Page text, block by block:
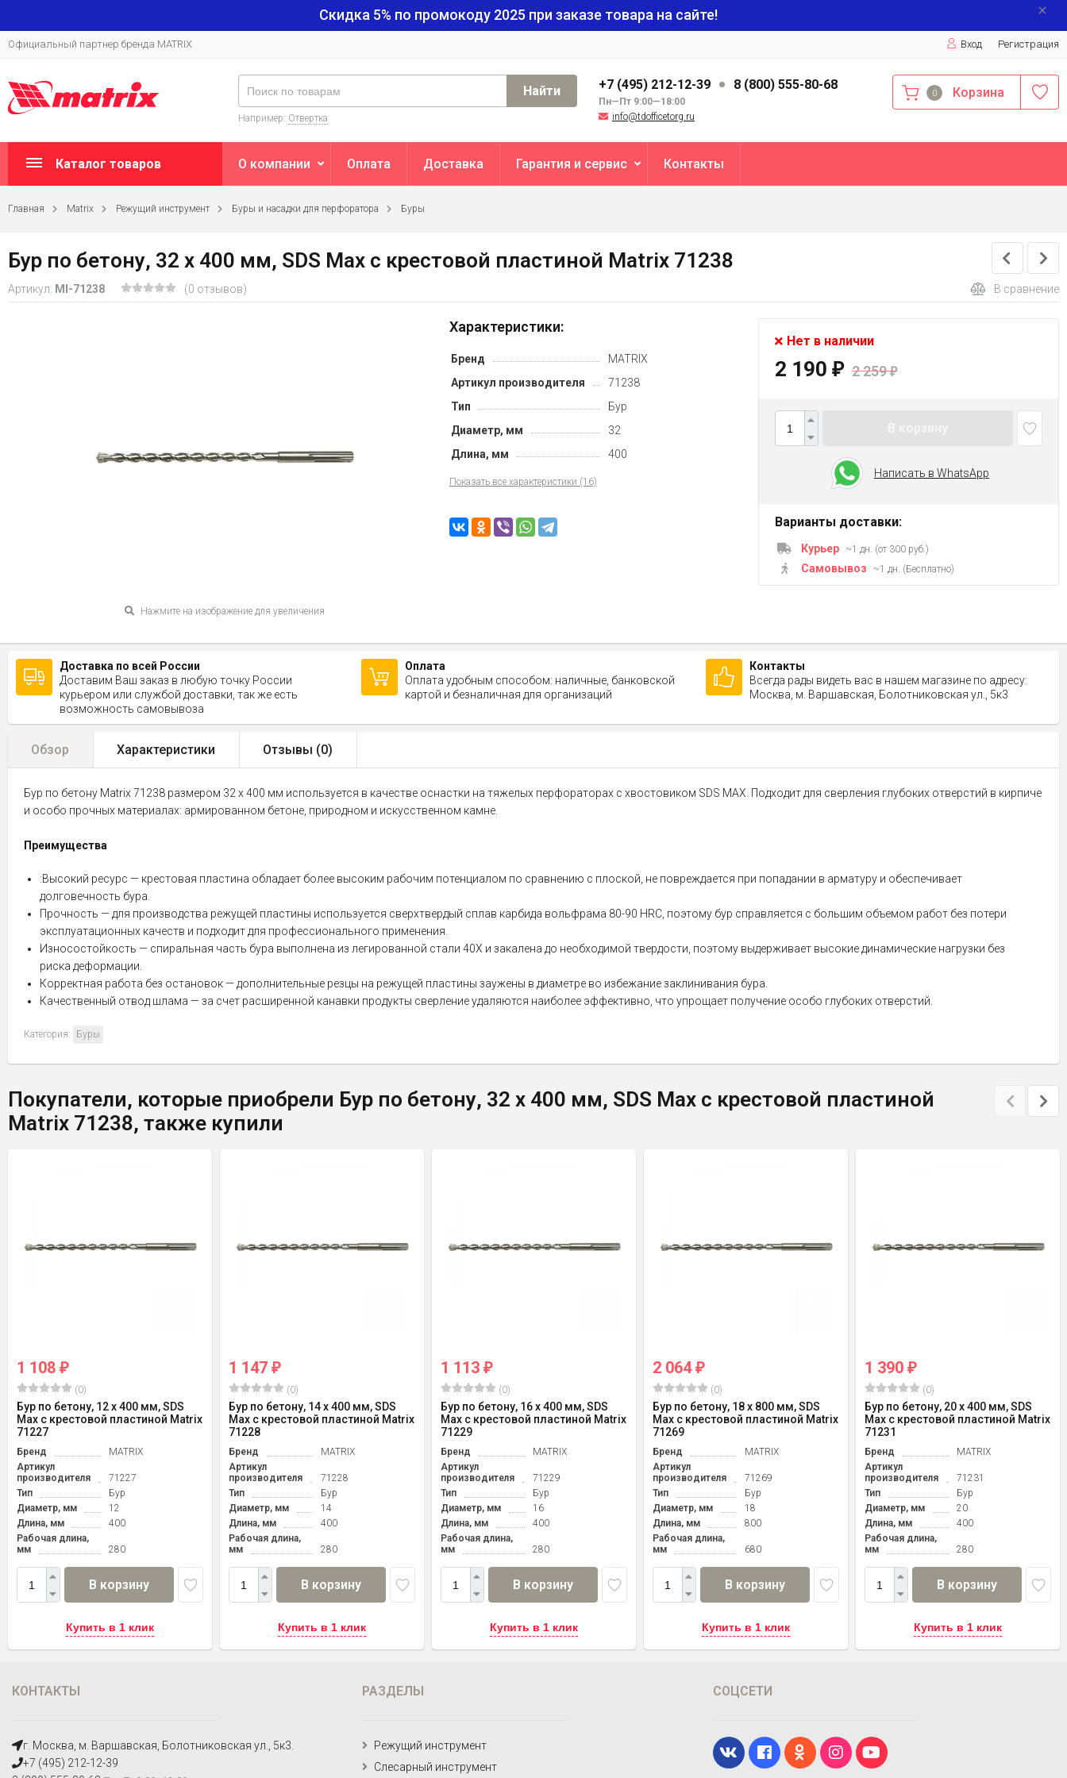
Скидка 5% по промокоду 2025 при заказе товара на сайте!
Официальный партнер бренда MATRIX Вход Регистрация
+7 (495) 212-12-39 8 (800) 555-80-68
Пн—Пт 9:00—18:00
info@tdofficetorg.ru
Найти
Например: Отвертка
0 Корзина
Каталог товаров О компании Оплата Доставка Гарантия и сервис Контакты
Главная Matrix Режущий инструмент Буры и насадки для перфоратора Буры
Бур по бетону, 32 х 400 мм, SDS Max c крестовой пластиной Matrix 71238
Артикул: MI-71238 (0 отзывов) В сравнение
Нажмите на изображение для увеличения
Характеристики:
Бренд
MATRIX
Артикул производителя
71238
Тип
Бур
Диаметр, мм
32
Длина, мм
400
Показать все характеристики (16)
Нет в наличии
2 190 ₽ 2 259₽
Написать в WhatsApp
Варианты доставки:
Курьер ~1 дн. (от 300 руб.)
Самовывоз ~1 дн. (Бесплатно)
Доставка по всей России
Доставим Ваш заказ в любую точку России
курьером или службой доставки, так же есть
возможность самовывоза
Оплата
Оплата удобным способом: наличные, банковской
картой и безналичная для организаций
Контакты
Всегда рады видеть вас в нашем магазине по адресу:
Москва, м. Варшавская, Болотниковская ул., 5к3
Обзор Характеристики Отзывы (0)
Бур по бетону Matrix 71238 размером 32 х 400 мм используется в качестве оснастки на тяжелых перфораторах с хвостовиком SDS MAX. Подходит для сверления глубоких отверстий в кирпиче
и особо прочных материалах: армированном бетоне, природном и искусственном камне.
Преимущества
:Высокий ресурс — крестовая пластина обладает более высоким рабочим потенциалом по сравнению с плоской, не повреждается при попадании в арматуру и обеспечивает
долговечность бура.
Прочность — для производства режущей пластины используется сверхтвердый сплав карбида вольфрама 80-90 HRC, поэтому бур справляется с большим объемом работ без потери
эксплуатационных качеств и подходит для профессионального применения.
Износостойкость — спиральная часть бура выполнена из легированной стали 40Х и закалена до необходимой твердости, поэтому выдерживает высокие динамические нагрузки без
риска деформации.
Корректная работа без остановок — дополнительные резцы на режущей пластины заужены в диаметре во избежание заклинивания бура.
Качественный отвод шлама — за счет расширенной канавки продукты сверление удаляются наиболее эффективно, что упрощает получение особо глубоких отверстий.
Категория: Буры
Покупатели, которые приобрели Бур по бетону, 32 х 400 мм, SDS Max c крестовой пластиной
Matrix 71238, также купили
1 108 ₽
(0)
Бур по бетону, 12 х 400 мм, SDS
Max c крестовой пластиной Matrix
71227
Бренд
MATRIX
Артикул
производителя
71227
Тип
Бур
Диаметр, мм
12
Длина, мм
400
Рабочая длина,
мм
280
В корзину
Купить в 1 клик
1 147 ₽
(0)
Бур по бетону, 14 х 400 мм, SDS
Max c крестовой пластиной Matrix
71228
Бренд
MATRIX
Артикул
производителя
71228
Тип
Бур
Диаметр, мм
14
Длина, мм
400
Рабочая длина,
мм
280
В корзину
Купить в 1 клик
1 113 ₽
(0)
Бур по бетону, 16 х 400 мм, SDS
Max c крестовой пластиной Matrix
71229
Бренд
MATRIX
Артикул
производителя
71229
Тип
Бур
Диаметр, мм
16
Длина, мм
400
Рабочая длина,
мм
280
В корзину
Купить в 1 клик
2 064 ₽
(0)
Бур по бетону, 18 х 800 мм, SDS
Max c крестовой пластиной Matrix
71269
Бренд
MATRIX
Артикул
производителя
71269
Тип
Бур
Диаметр, мм
18
Длина, мм
800
Рабочая длина,
мм
680
В корзину
Купить в 1 клик
1 390 ₽
(0)
Бур по бетону, 20 х 400 мм, SDS
Max c крестовой пластиной Matrix
71231
Бренд
MATRIX
Артикул
производителя
71231
Тип
Бур
Диаметр, мм
20
Длина, мм
400
Рабочая длина,
мм
280
В корзину
Купить в 1 клик
КОНТАКТЫ
г. Москва, м. Варшавская, Болотниковская ул., 5к3.
+7 (495) 212-12-39
РАЗДЕЛЫ
Режущий инструмент
Слесарный инструмент
СОЦСЕТИ